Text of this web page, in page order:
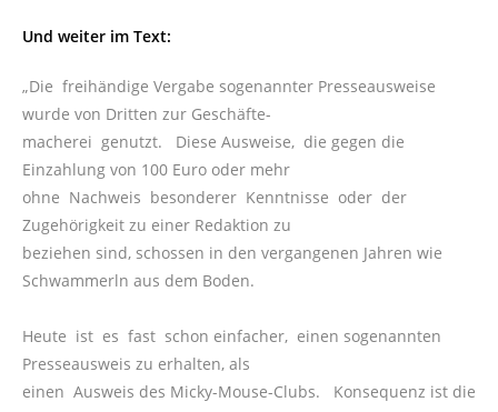
Und weiter im Text:
„Die freihändige Vergabe sogenannter Presseausweise
wurde von Dritten zur Geschäfte-
macherei genutzt. Diese Ausweise, die gegen die
Einzahlung von 100 Euro oder mehr
ohne Nachweis besonderer Kenntnisse oder der
Zugehörigkeit zu einer Redaktion zu
beziehen sind, schossen in den vergangenen Jahren wie
Schwammerln aus dem Boden.
Heute ist es fast schon einfacher, einen sogenannten
Presseausweis zu erhalten, als
einen Ausweis des Micky-Mouse-Clubs. Konsequenz ist die